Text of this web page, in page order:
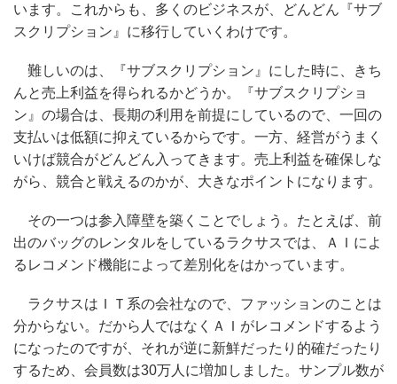
います。これからも、多くのビジネスが、どんどん『サブ
スクリプション』に移行していくわけです。
難しいのは、『サブスクリプション』にした時に、きち
んと売上利益を得られるかどうか。『サブスクリプショ
ン』の場合は、長期の利用を前提にしているので、一回の
支払いは低額に抑えているからです。一方、経営がうまく
いけば競合がどんどん入ってきます。売上利益を確保しな
がら、競合と戦えるのかが、大きなポイントになります。
その一つは参入障壁を築くことでしょう。たとえば、前
出のバッグのレンタルをしているラクサスでは、ＡＩによ
るレコメンド機能によって差別化をはかっています。
ラクサスはＩＴ系の会社なので、ファッションのことは
分からない。だから人ではなくＡＩがレコメンドするよう
になったのですが、それが逆に新鮮だったり的確だったり
するため、会員数は30万人に増加しました。サンプル数が